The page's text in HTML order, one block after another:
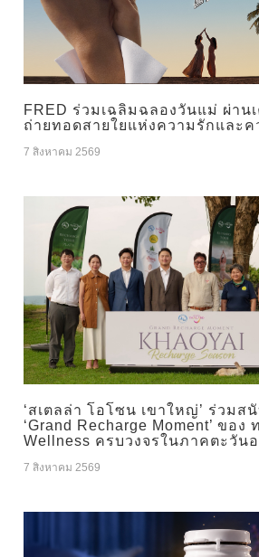
FRED ร่วมเฉลิมฉลองวันแม่ ผ่าน
ถ่ายทอดสายใยแห่งความรักและ
7 สิงหาคม 2569
‘สเตลล่า โอโซน เขาใหญ่’ ร่วม
‘Grand Recharge Moment’ ของ
Wellness ครบวงจรในภาคตะวัน
7 สิงหาคม 2569